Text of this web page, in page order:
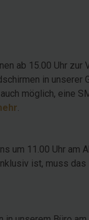
ab 15.00 Uhr zur
in unserer
möglich, eine
.
um 11.00 Uhr am
ist, muss